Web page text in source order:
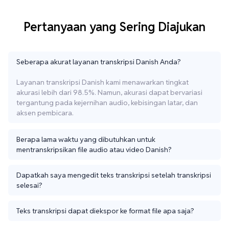
Pertanyaan yang Sering Diajukan
Seberapa akurat layanan transkripsi Danish Anda?
Layanan transkripsi Danish kami menawarkan tingkat
akurasi lebih dari 98.5%. Namun, akurasi dapat bervariasi
tergantung pada kejernihan audio, kebisingan latar, dan
aksen pembicara.
Berapa lama waktu yang dibutuhkan untuk
mentranskripsikan file audio atau video Danish?
Dapatkah saya mengedit teks transkripsi setelah transkripsi
selesai?
Teks transkripsi dapat diekspor ke format file apa saja?